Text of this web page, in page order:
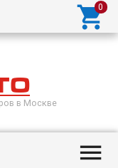

в Москве
